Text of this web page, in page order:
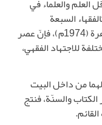
العلم والعلماء في
السبعة
وغيرهم. وبحسب تعبير الشيخ محمّد أبو زهرة (1974م)، فإنّ عصر
للاجتهاد الفقهي،
من داخل البيت
والسنّة، فنتج